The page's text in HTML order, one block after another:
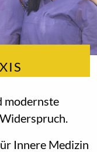
modernste
Innere Medizin